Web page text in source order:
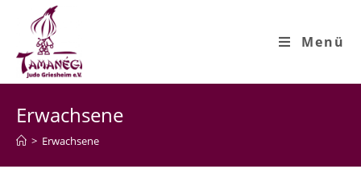
Menü
Erwachsene
> Erwachsene